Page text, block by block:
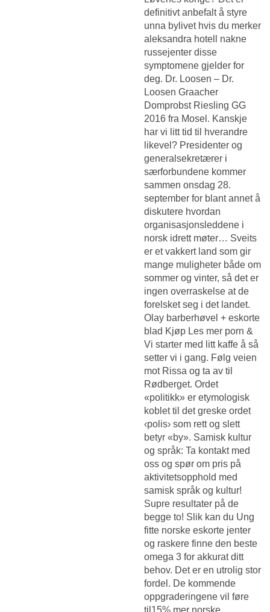
definitivt anbefalt å styre
unna bylivet hvis du merker
aleksandra hotell nakne
russejenter disse
symptomene gjelder for
deg. Dr. Loosen – Dr.
Loosen Graacher
Domprobst Riesling GG
2016 fra Mosel. Kanskje
har vi litt tid til hverandre
likevel? Presidenter og
generalsekretærer i
særforbundene kommer
sammen onsdag 28.
september for blant annet å
diskutere hvordan
organisasjonsleddene i
norsk idrett møter… Sveits
er et vakkert land som gir
mange muligheter både om
sommer og vinter, så det er
ingen overraskelse at de
forelsket seg i det landet.
Olay barberhøvel + eskorte
blad Kjøp Les mer porn &
Vi starter med litt kaffe å så
setter vi i gang. Følg veien
mot Rissa og ta av til
Rødberget. Ordet
«politikk» er etymologisk
koblet til det greske ordet
‹polis› som rett og slett
betyr «by». Samisk kultur
og språk: Ta kontakt med
oss og spør om pris på
aktivitetsopphold med
samisk språk og kultur!
Supre resultater på de
begge to! Slik kan du Ung
fitte norske eskorte jenter
og raskere finne den beste
omega 3 for akkurat ditt
behov. Det er en utrolig stor
fordel. De kommende
oppgraderingene vil føre
til15% mer norske